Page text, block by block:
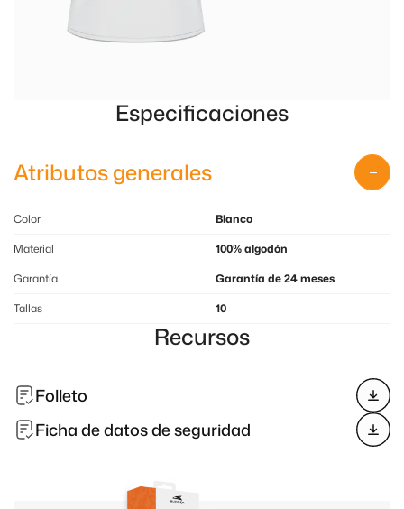
Especificaciones
Atributos generales
Color
Blanco
Material
100% algodón
Garantía
Garantía de 24 meses
Tallas
10
Recursos
Folleto
Ficha de datos de seguridad